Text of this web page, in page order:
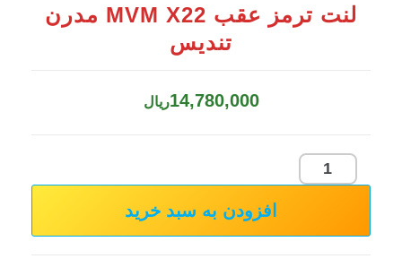
لنت ترمز عقب MVM X22 مدرن
تندیس
14,780,000ریال
لنت
افزودن به سبد خرید